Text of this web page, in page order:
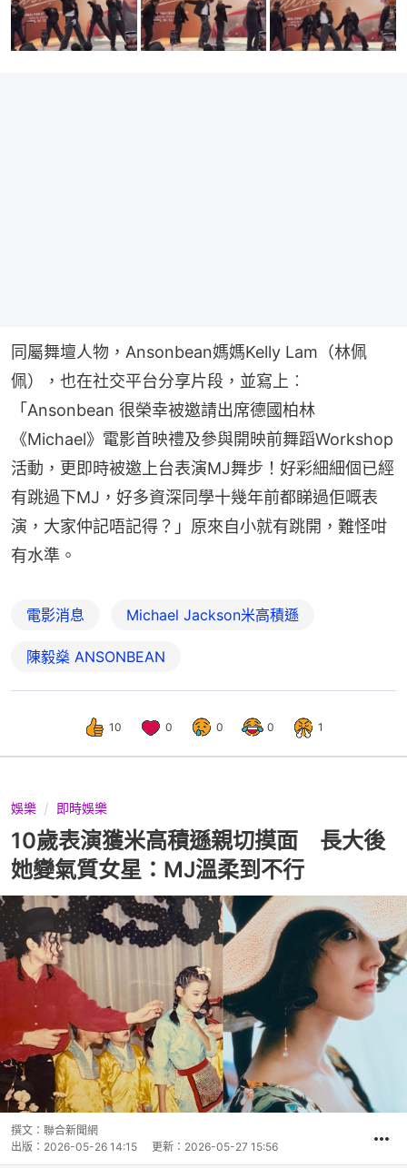
同屬舞壇人物，Ansonbean媽媽Kelly Lam（林佩
佩），也在社交平台分享片段，並寫上︰
「Ansonbean 很榮幸被邀請出席德國柏林
《Michael》電影首映禮及參與開映前舞蹈Workshop
活動，更即時被邀上台表演MJ舞步！好彩細細個已經
有跳過下MJ，好多資深同學十幾年前都睇過佢嘅表
演，大家仲記唔記得？」原來自小就有跳開，難怪咁
有水準。
電影消息 Michael Jackson米高積遜
陳毅燊 ANSONBEAN
10 0 0 0 1
娛樂 即時娛樂
10歲表演獲米高積遜親切摸面 長大後
她變氣質女星：MJ溫柔到不行
撰文： 聯合新聞網
出版： 2026-05-26 14:15 更新： 2026-05-27 15:56